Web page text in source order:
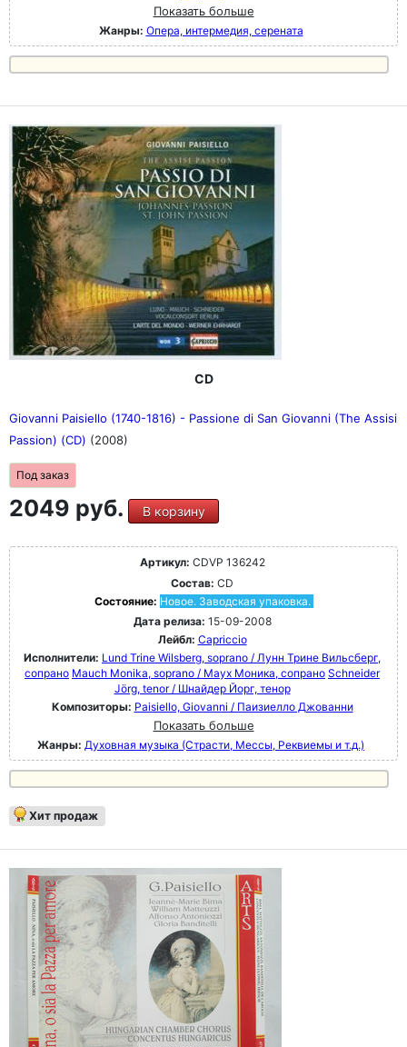
Показать больше
Жанры: Опера, интермедия, серената
CD
Giovanni Paisiello (1740-1816) - Passione di San Giovanni (The Assisi
Passion) (CD) (2008)
Под заказ
2049 руб. В корзину
Артикул: CDVP 136242
Состав: CD
Состояние: Новое. Заводская упаковка.
Дата релиза: 15-09-2008
Лейбл: Capriccio
Исполнители: Lund Trine Wilsberg, soprano / Лунн Трине Вильсберг,
сопрано Mauch Monika, soprano / Маух Моника, сопрано Schneider
Jörg, tenor / Шнайдер Йорг, тенор
Композиторы: Paisiello, Giovanni / Паизиелло Джованни
Показать больше
Жанры: Духовная музыка (Страсти, Мессы, Реквиемы и т.д.)
Хит продаж